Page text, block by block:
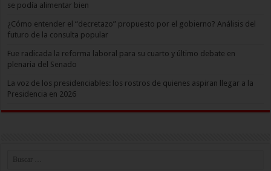
se podía alimentar bien
¿Cómo entender el “decretazo” propuesto por el gobierno? Análisis del
futuro de la consulta popular
Fue radicada la reforma laboral para su cuarto y último debate en
plenaria del Senado
La voz de los presidenciables: los rostros de quienes aspiran llegar a la
Presidencia en 2026